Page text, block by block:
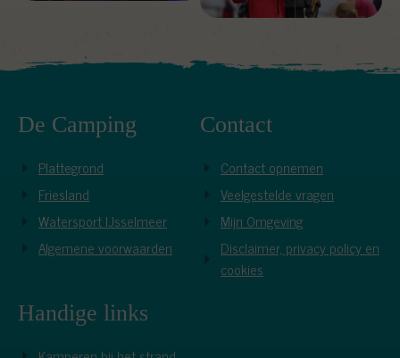
De Camping
Plattegrond
Friesland
Watersport IJsselmeer
Algemene voorwaarden
Contact
Contact opnemen
Veelgestelde vragen
Mijn Omgeving
Disclaimer, privacy policy en
cookies
Handige links